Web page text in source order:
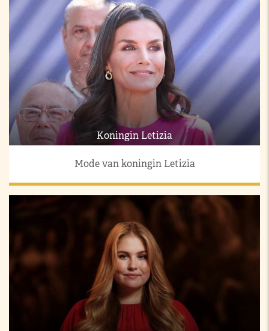
Koningin Letizia
Mode van koningin Letizia